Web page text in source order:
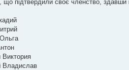
підтвердили своє членство, здавши
Виктория
Владислав